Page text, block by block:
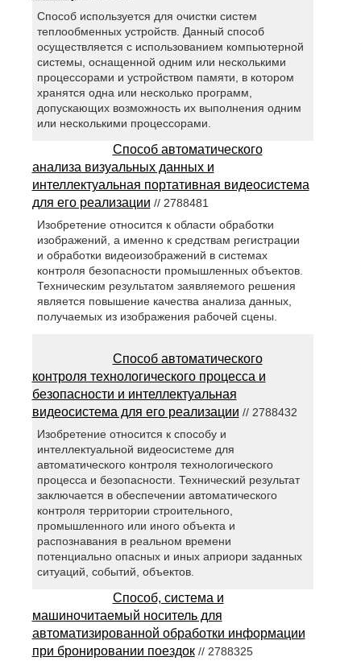
Способ используется для очистки систем
теплообменных устройств. Данный способ
осуществляется с использованием компьютерной
системы, оснащенной одним или несколькими
процессорами и устройством памяти, в котором
хранятся одна или несколько программ,
допускающих возможность их выполнения одним
или несколькими процессорами.
Способ автоматического
анализа визуальных данных и
интеллектуальная портативная видеосистема
для его реализации // 2788481
Изобретение относится к области обработки
изображений, а именно к средствам регистрации
и обработки видеоизображений в системах
контроля безопасности промышленных объектов.
Техническим результатом заявляемого решения
является повышение качества анализа данных,
получаемых из изображения рабочей сцены.
Способ автоматического
контроля технологического процесса и
безопасности и интеллектуальная
видеосистема для его реализации // 2788432
Изобретение относится к способу и
интеллектуальной видеосистеме для
автоматического контроля технологического
процесса и безопасности. Технический результат
заключается в обеспечении автоматического
контроля территории строительного,
промышленного или иного объекта и
распознавания в реальном времени
потенциально опасных и иных априори заданных
ситуаций, событий, объектов.
Способ, система и
машиночитаемый носитель для
автоматизированной обработки информации
при бронировании поездок// 2788325